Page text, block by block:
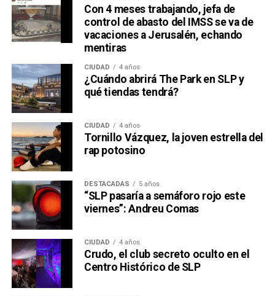
Con 4 meses trabajando, jefa de
control de abasto del IMSS se va de
vacaciones a Jerusalén, echando
mentiras
CIUDAD 4 años
¿Cuándo abrirá The Park en SLP y
qué tiendas tendrá?
CIUDAD 4 años
Tornillo Vázquez, la joven estrella del
rap potosino
DESTACADAS 5 años
“SLP pasaría a semáforo rojo este
viernes”: Andreu Comas
CIUDAD 4 años
Crudo, el club secreto oculto en el
Centro Histórico de SLP